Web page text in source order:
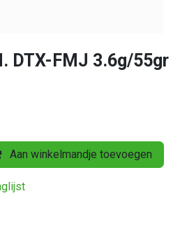
DTX-FMJ 3.6g/55gr
Aan winkelmandje toevoegen